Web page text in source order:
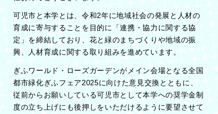
可児市と本学とは、令和2年に地域社会の発展と人材の
育成に寄与することを目的に「連携・協力に関する協
定」を締結しており、花と緑のまちづくりや地域の振
興、人材育成に関する取り組みを進めています。
ぎふワールド・ローズガーデンがメイン会場となる全国
都市緑化ぎふフェア2025に向けた意見交換とともに、
従前からお願いしている可児市として本学への奨学金制
度の立ち上げにも後押しをいただけるように要望させて